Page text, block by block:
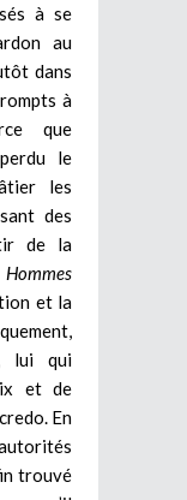
à se
au
dans
à
que
le
les
des
de la
et la
lui qui
et de
En
trouvé